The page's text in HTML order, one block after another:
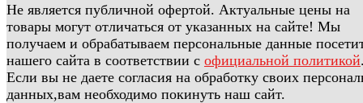
Не является публичной офертой. Актуальные цены на
товары могут отличаться от указанных на сайте! Мы
получаем и обрабатываем персональные данные
нашего сайта в соответствии с официальной политикой
Если вы не даете согласия на обработку своих
данных,вам необходимо покинуть наш сайт.